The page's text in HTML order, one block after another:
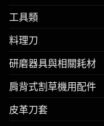
工具類
料理刀
研磨器具與相關耗材
肩背式割草機用配件
皮革刀套